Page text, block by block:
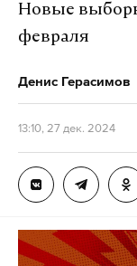
Новые
февраля
Денис Герасимов
13:10, 27 дек. 2024